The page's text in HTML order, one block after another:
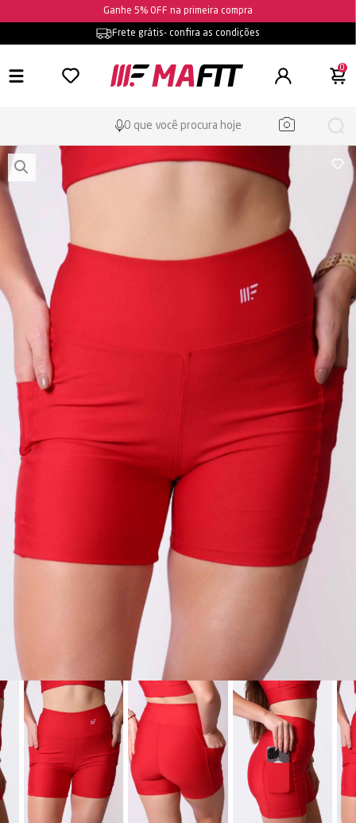
Ganhe 5% OFF na primeira compra
Frete grátis- confira as condições
0